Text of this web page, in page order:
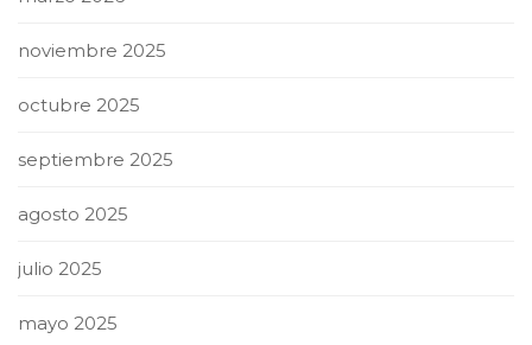
noviembre 2025
octubre 2025
septiembre 2025
agosto 2025
julio 2025
mayo 2025